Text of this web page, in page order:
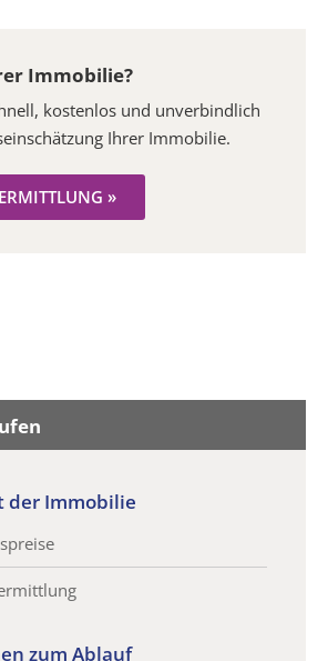
Immobilie?
kostenlos und unverbindlich
Ihrer Immobilie.
»
der Immobilie
zum Ablauf